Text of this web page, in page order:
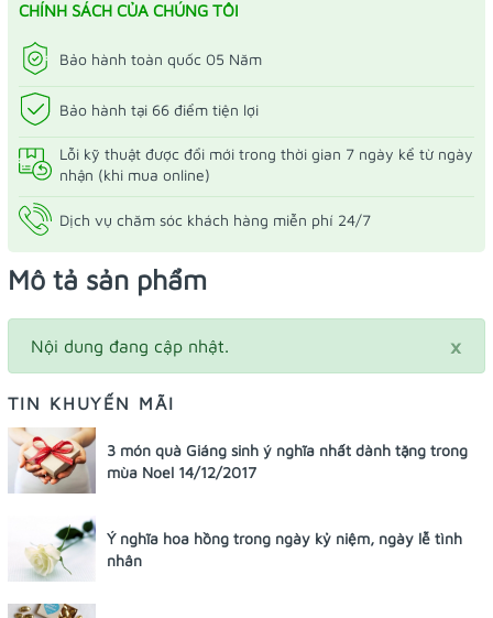
CHÍNH SÁCH CỦA CHÚNG TÔI
Bảo hành toàn quốc 05 Năm
Bảo hành tại 66 điểm tiện lợi
Lỗi kỹ thuật được đổi mới trong thời gian 7 ngày kể từ ngày
nhận (khi mua online)
Dịch vụ chăm sóc khách hàng miễn phí 24/7
Mô tả sản phẩm
×
Nội dung đang cập nhật.
TIN KHUYẾN MÃI
3 món quà Giáng sinh ý nghĩa nhất dành tặng trong
mùa Noel 14/12/2017
Ý nghĩa hoa hồng trong ngày kỷ niệm, ngày lễ tình
nhân